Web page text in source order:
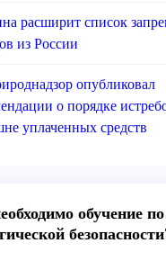
расширит список
из России
опубликовал
о порядке
уплаченных средств
обучение по